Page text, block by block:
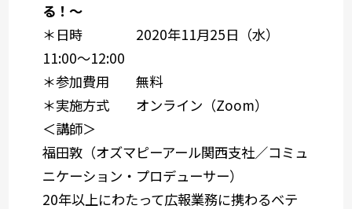
る！～
＊日時 2020年11月25日（水）
11:00～12:00
＊参加費用 無料
＊実施方式 オンライン（Zoom）
＜講師＞
福田敦（オズマピーアール関西支社／コミュ
ニケーション・プロデューサー）
20年以上にわたって広報業務に携わるベテ